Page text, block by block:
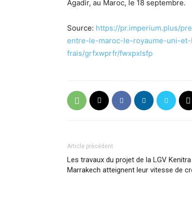
Agadir, au Maroc, le 18 septembre.
Source: https://pr.imperium.plus/
entre-le-maroc-le-royaume-uni-
frais/grfxwprfr/fwxpxlsfp
Article précédent
Les travaux du projet de la LGV
Marrakech atteignent leur vitesse de